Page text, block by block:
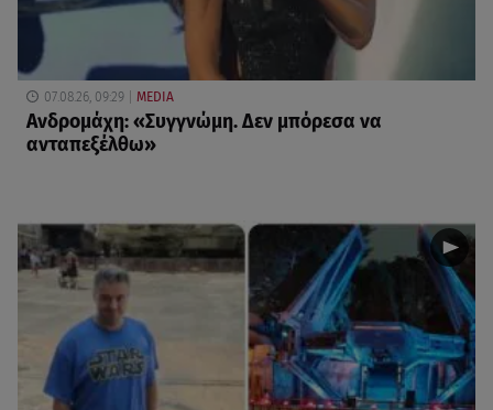
07.08.26, 09:29 MEDIA
Ανδρομάχη: «Συγγνώμη. Δεν μπόρεσα να
ανταπεξέλθω»